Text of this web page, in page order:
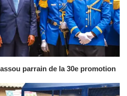
parrain de la 30e promotion